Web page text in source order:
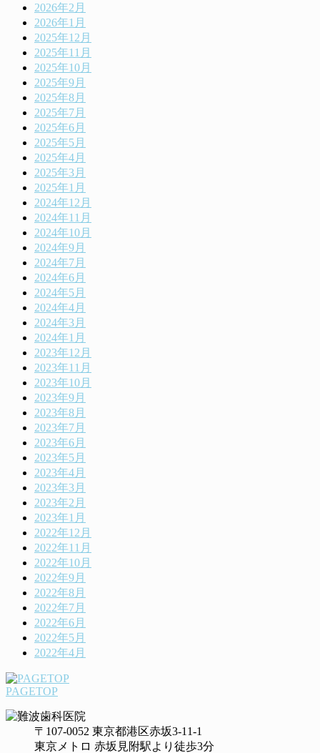
2026年2月
2026年1月
2025年12月
2025年11月
2025年10月
2025年9月
2025年8月
2025年7月
2025年6月
2025年5月
2025年4月
2025年3月
2025年1月
2024年12月
2024年11月
2024年10月
2024年9月
2024年7月
2024年6月
2024年5月
2024年4月
2024年3月
2024年1月
2023年12月
2023年11月
2023年10月
2023年9月
2023年8月
2023年7月
2023年6月
2023年5月
2023年4月
2023年3月
2023年2月
2023年1月
2022年12月
2022年11月
2022年10月
2022年9月
2022年8月
2022年7月
2022年6月
2022年5月
2022年4月
PAGETOP
〒107-0052 東京都港区赤坂3-11-1
東京メトロ 赤坂見附駅より徒歩3分